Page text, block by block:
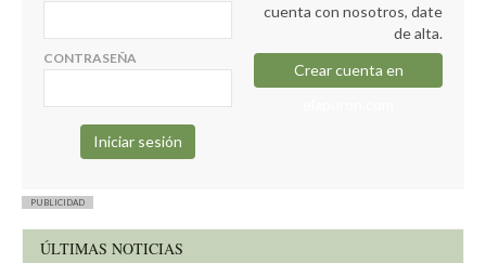
CONTRASEÑA
cuenta con nosotros, date
de alta.
Crear cuenta en
PUBLICIDAD
ÚLTIMAS NOTICIAS